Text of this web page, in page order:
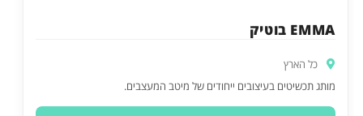
EMMA בוטיק
כל הארץ
מותג תכשיטים בעיצובים ייחודים של מיטב המעצבים.